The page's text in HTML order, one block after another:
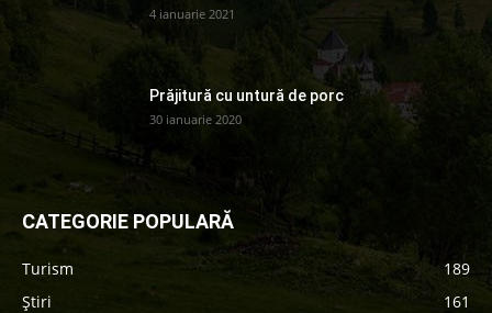
4 ianuarie 2021
Prăjitură cu untură de porc
30 ianuarie 2020
CATEGORIE POPULARĂ
Turism
189
Știri
161